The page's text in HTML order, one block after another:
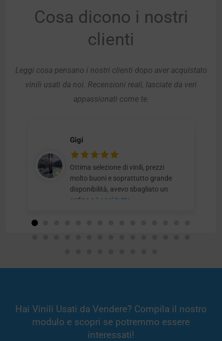
Cosa dicono i nostri
clienti
Leggi cosa pensano i nostri clienti dopo aver acquistato
vinili usati da noi. Recensioni reali, lasciate da veri
appassionati come te.
Gigi
Ottima selezione di vinili, prezzi
molto buoni e soprattutto grande
disponibilità, avevo sbagliato un
ordine e Leggi tutto
Hai Vinili Usati da Vendere? Compila il nostro
modulo e scopri se potremmo essere
interessati!